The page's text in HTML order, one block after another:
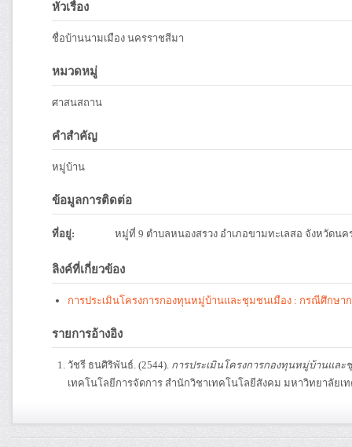
หัวเรื่อง
ชื่อบ้านนามเมือง นครราชสีมา
หมวดหมู่
ศาสนสถาน
คำสำคัญ
หมู่บ้าน
ข้อมูลการติดต่อ
ที่อยู่: หมู่ที่ 9 ตำบลหนองสรวง อำเภอขามทะเลสอ จังหวัดนค
ลิงค์ที่เกี่ยวข้อง
การประเมินโครงการกองทุนหมู่บ้านและชุมชนเมือง : กรณีศึกษ
รายการอ้างอิง
วัชรี ธนศิริพันธ์. (2544). การประเมินโครงการกองทุนหมู่บ้านแล
เทคโนโลยีการจัดการ สำนักวิชาเทคโนโลยีสังคม มหาวิทยาลัยเ